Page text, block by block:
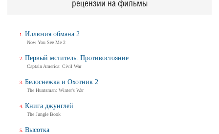
рецензии на фильмы
Иллюзия обмана 2
Now You See Me 2
Первый мститель: Противостояние
Captain America: Civil War
Белоснежка и Охотник 2
The Huntsman: Winter's War
Книга джунглей
The Jungle Book
Высотка